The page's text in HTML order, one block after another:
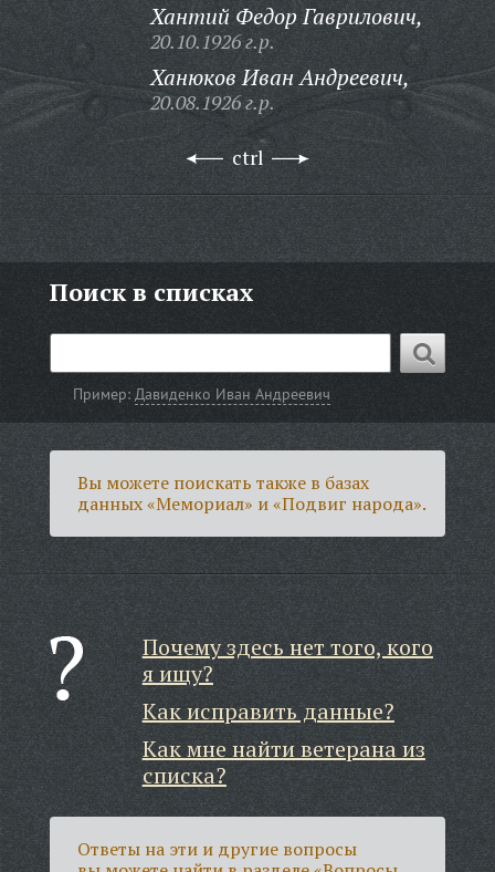
Хантий Федор Гаврилович,
20.10.1926 г.р.
Ханюков Иван Андреевич,
20.08.1926 г.р.
ctrl
Поиск в списках
Пример:Давиденко Иван Андреевич
Вы можете поискать также в базах
данных «Мемориал» и «Подвиг народа».
Почему здесь нет того, кого
я ищу?
Как исправить данные?
Как мне найти ветерана из
списка?
Ответы на эти и другие вопросы